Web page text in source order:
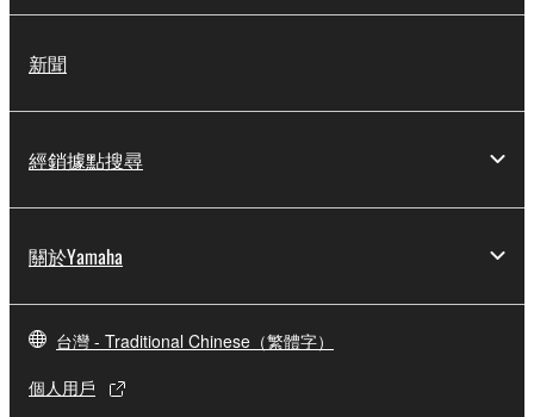
新聞
經銷據點搜尋
關於Yamaha
台灣 - Traditional Chinese（繁體字）
個人用戶